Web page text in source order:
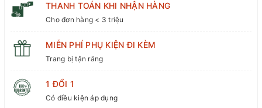
THANH TOÁN KHI NHẬN HÀNG
Cho đơn hàng < 3 triệu
MIỄN PHÍ PHỤ KIỆN ĐI KÈM
Trang bị tận răng
1 ĐỔI 1
Có điều kiện áp dụng